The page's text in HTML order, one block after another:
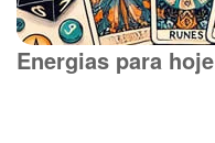
Energias para hoje